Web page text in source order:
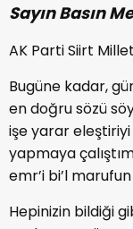
Sayın Basın
AK Parti Siirt
Bugüne kadar,
en doğru sözü
işe yarar
yapmaya
emr’i bi’l
Hepinizin bildiği